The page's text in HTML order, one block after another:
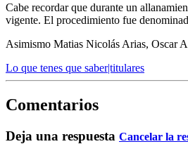
Cabe recordar que durante un
vigente. El procedimiento fue
Asimismo Matias Nicolás Arias, Oscar
Lo que tenes que saber|titulares
Comentarios
Deja una respuesta Cancelar la